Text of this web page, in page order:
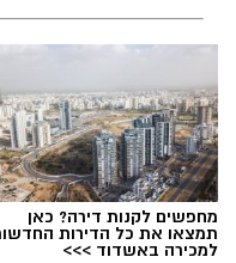
מחפשים לקנות דירה? כאן
תמצאו את כל הדירות
למכירה באשדוד >>>